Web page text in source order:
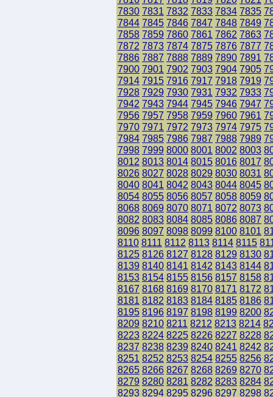
7830 7831 7832 7833 7834 7835
7844 7845 7846 7847 7848 7849
7858 7859 7860 7861 7862 7863
7872 7873 7874 7875 7876 7877
7886 7887 7888 7889 7890 7891
7900 7901 7902 7903 7904 7905
7914 7915 7916 7917 7918 7919
7928 7929 7930 7931 7932 7933
7942 7943 7944 7945 7946 7947
7956 7957 7958 7959 7960 7961
7970 7971 7972 7973 7974 7975
7984 7985 7986 7987 7988 7989
7998 7999 8000 8001 8002 8003
8012 8013 8014 8015 8016 8017
8026 8027 8028 8029 8030 8031
8040 8041 8042 8043 8044 8045
8054 8055 8056 8057 8058 8059
8068 8069 8070 8071 8072 8073
8082 8083 8084 8085 8086 8087
8096 8097 8098 8099 8100 8101
8110 8111 8112 8113 8114 8115
8125 8126 8127 8128 8129 8130
8139 8140 8141 8142 8143 8144
8153 8154 8155 8156 8157 8158
8167 8168 8169 8170 8171 8172
8181 8182 8183 8184 8185 8186
8195 8196 8197 8198 8199 8200
8209 8210 8211 8212 8213 8214
8223 8224 8225 8226 8227 8228
8237 8238 8239 8240 8241 8242
8251 8252 8253 8254 8255 8256
8265 8266 8267 8268 8269 8270
8279 8280 8281 8282 8283 8284
8293 8294 8295 8296 8297 8298